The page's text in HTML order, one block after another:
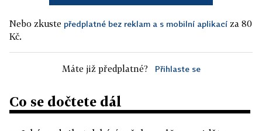
Nebo zkuste předplatné bez reklam a s mobilní aplikací za 80
Kč.
Máte již předplatné? Přihlaste se
Co se dočtete dál